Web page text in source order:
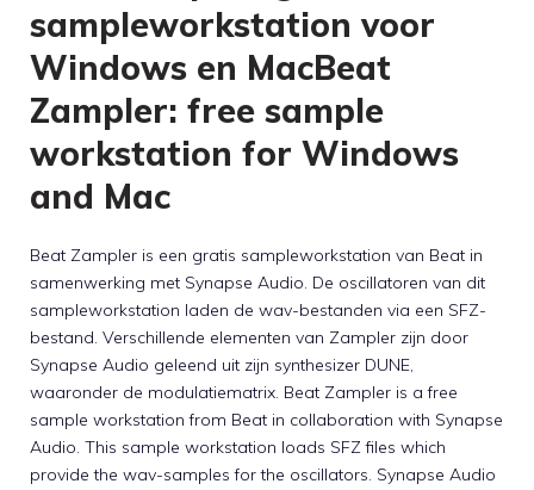
sampleworkstation voor
Windows en MacBeat
Zampler: free sample
workstation for Windows
and Mac
Beat Zampler is een gratis sampleworkstation van Beat in
samenwerking met Synapse Audio. De oscillatoren van dit
sampleworkstation laden de wav-bestanden via een SFZ-
bestand. Verschillende elementen van Zampler zijn door
Synapse Audio geleend uit zijn synthesizer DUNE,
waaronder de modulatiematrix. Beat Zampler is a free
sample workstation from Beat in collaboration with Synapse
Audio. This sample workstation loads SFZ files which
provide the wav-samples for the oscillators. Synapse Audio